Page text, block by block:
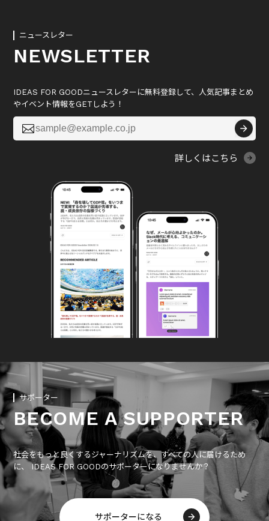
ニュースレター
NEWSLETTER
IDEAS FOR GOODニュースレターに無料登録して、人気記事まとめ
やイベント情報をGETしよう！

詳しくはこちら
サポーター
BECOME A SUPPORTER
社会をもっと良くするジャーナリズムを、すべての人に届けるため
に、 IDEAS FOR GOODのサポーターになりませんか？
サポーターになる